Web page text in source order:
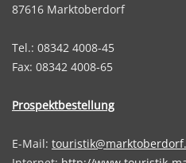
87616 Marktoberdorf
Tel.: 08342 4008-45
Fax: 08342 4008-65
Prospektbestellung
E-Mail: